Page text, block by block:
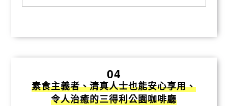
04
素食主義者、清真人士也能安心享用、
令人治癒的三得利公園咖啡廳